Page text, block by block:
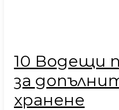
10 Водещи
за
хранене